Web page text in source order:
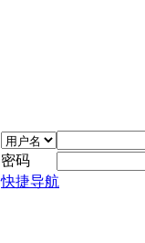
密码
快捷导航